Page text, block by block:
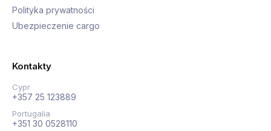
Polityka prywatności
Ubezpieczenie cargo
Kontakty
Cypr
+357 25 123889
Portugalia
+351 30 0528110